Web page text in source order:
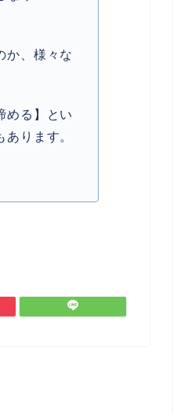
か、様々な
める】とい
ります。